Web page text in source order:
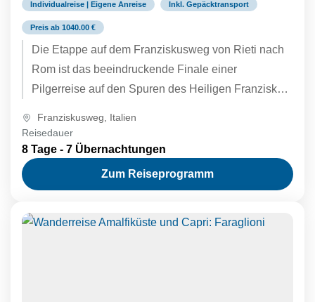
Individualreise | Eigene Anreise Inkl. Gepäcktransport
Preis ab 1040.00 €
Die Etappe auf dem Franziskusweg von Rieti nach
Rom ist das beeindruckende Finale einer
Pilgerreise auf den Spuren des Heiligen Franziskus.
„Heiligen Tals“ mit der historischen Wucht der
Ewigen Stadt. Der Weg führt durch die sanften
Hügel des Latiums, vorbei an Olivenhainen und
mittelalterlichen Dörfern wie Poggio Bustone oder
Einzug in Rom und auf dem Petersplatz.
Franziskusweg, Italien
Reisedauer
8 Tage - 7 Übernachtungen
Zum Reiseprogramm